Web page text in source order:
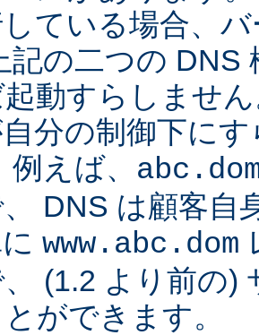
ている場合、
記の二つの DNS
動すらしませ
分の制御下に
えば、
DNS は顧客自
www.abc.dom
(1.2 より前の)
ができます。